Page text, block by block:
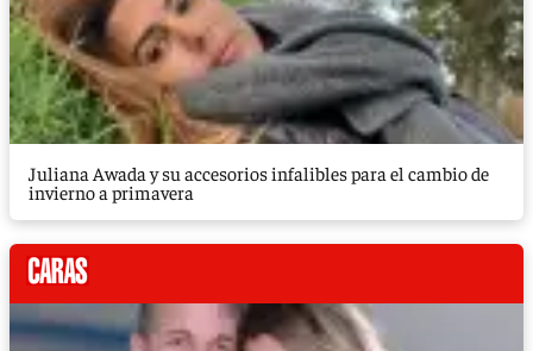
Juliana Awada y su accesorios infalibles para el cambio de
invierno a primavera